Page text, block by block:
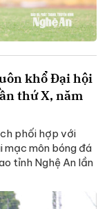
khổ Đại hội
thứ X, năm
phối hợp với
mạc môn bóng đá
tỉnh Nghệ An lần